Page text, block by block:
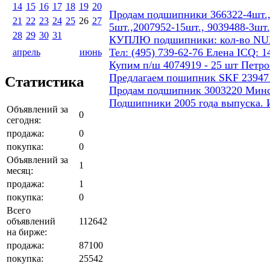
14 15 16 17 18 19 20
21 22 23 24 25 26 27
28 29 30 31
апрель
июнь
Статистика
Объявлений за
сегодня:
0
продажа:
0
покупка:
0
Объявлений за
месяц:
1
продажа:
1
покупка:
0
Всего
объявлений
на бирже:
112642
продажа:
87100
покупка:
25542
Продам подшипники 366322-
5шт.,2007952-15шт., 9039488-
КУПЛЮ подшипники: кол-во
Тел: (495) 739-62-76 Елена ICQ:
Купим п/ш 4074919 - 25 шт
Предлагаем пошипник SKF
Продам подшипник 3003220
Подшипники 2005 года выпуска.